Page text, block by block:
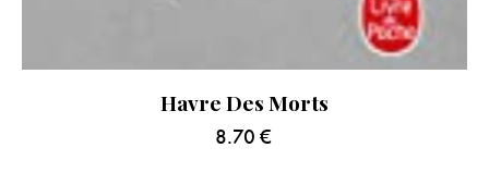
Havre Des Morts
8.70 €